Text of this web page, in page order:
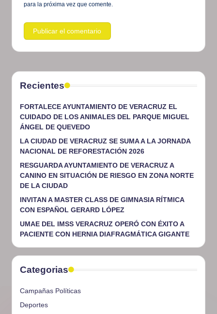
para la próxima vez que comente.
Recientes
FORTALECE AYUNTAMIENTO DE VERACRUZ EL
CUIDADO DE LOS ANIMALES DEL PARQUE MIGUEL
ÁNGEL DE QUEVEDO
LA CIUDAD DE VERACRUZ SE SUMA A LA JORNADA
NACIONAL DE REFORESTACIÓN 2026
RESGUARDA AYUNTAMIENTO DE VERACRUZ A
CANINO EN SITUACIÓN DE RIESGO EN ZONA NORTE
DE LA CIUDAD
INVITAN A MASTER CLASS DE GIMNASIA RÍTMICA
CON ESPAÑOL GERARD LÓPEZ
UMAE DEL IMSS VERACRUZ OPERÓ CON ÉXITO A
PACIENTE CON HERNIA DIAFRAGMÁTICA GIGANTE
Categorias
Campañas Políticas
Deportes